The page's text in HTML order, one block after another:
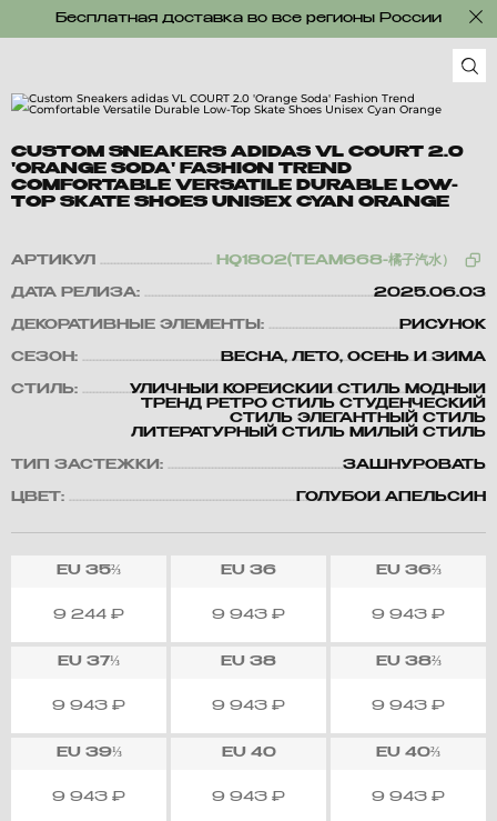
Бесплатная доставка во все регионы России
CUSTOM SNEAKERS ADIDAS VL COURT 2.0
'ORANGE SODA' FASHION TREND
COMFORTABLE VERSATILE DURABLE LOW-
TOP SKATE SHOES UNISEX CYAN ORANGE
АРТИКУЛ HQ1802(TEAM668-橘子汽水）
ДАТА РЕЛИЗА: 2025.06.03
ДЕКОРАТИВНЫЕ ЭЛЕМЕНТЫ: РИСУНОК
СЕЗОН: ВЕСНА, ЛЕТО, ОСЕНЬ И ЗИМА
СТИЛЬ:
УЛИЧНЫЙ КОРЕЙСКИЙ СТИЛЬ МОДНЫЙ
ТРЕНД РЕТРО СТИЛЬ СТУДЕНЧЕСКИЙ
СТИЛЬ ЭЛЕГАНТНЫЙ СТИЛЬ
ЛИТЕРАТУРНЫЙ СТИЛЬ МИЛЫЙ СТИЛЬ
ТИП ЗАСТЕЖКИ: ЗАШНУРОВАТЬ
ЦВЕТ: ГОЛУБОЙ АПЕЛЬСИН
EU 35⅔
9 244 ₽
EU 36
9 943 ₽
EU36⅔
9 943 ₽
EU 37⅓
9 943 ₽
EU 38
9 943 ₽
EU38⅔
9 943 ₽
EU39⅓
9 943 ₽
EU40
9 943 ₽
EU 40⅔
9 943 ₽